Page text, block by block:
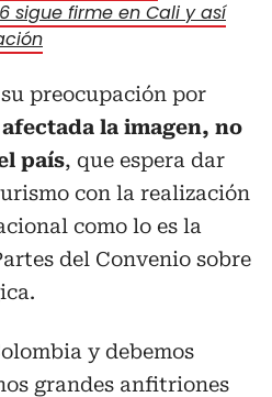
sigue firme en Cali y así
preocupación por
la imagen, no
país, que espera dar
con la realización
como lo es la
del Convenio sobre
y debemos
grandes anfitriones